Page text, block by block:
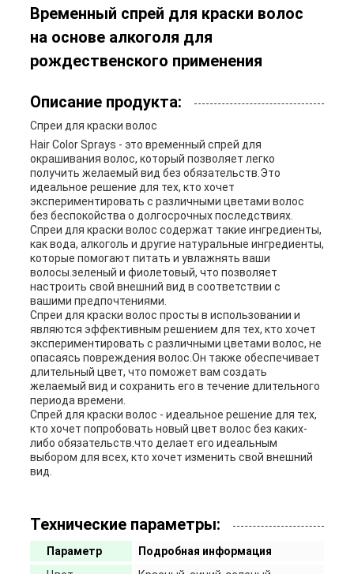
Временный спрей для краски волос
на основе алкоголя для
рождественского применения
Описание продукта:
Спреи для краски волос
Hair Color Sprays - это временный спрей для
окрашивания волос, который позволяет легко
получить желаемый вид без обязательств.Это
идеальное решение для тех, кто хочет
экспериментировать с различными цветами волос
без беспокойства о долгосрочных последствиях.
Спреи для краски волос содержат такие ингредиенты,
как вода, алкоголь и другие натуральные ингредиенты,
которые помогают питать и увлажнять ваши
волосы.зеленый и фиолетовый, что позволяет
настроить свой внешний вид в соответствии с
вашими предпочтениями.
Спреи для краски волос просты в использовании и
являются эффективным решением для тех, кто хочет
экспериментировать с различными цветами волос, не
опасаясь повреждения волос.Он также обеспечивает
длительный цвет, что поможет вам создать
желаемый вид и сохранить его в течение длительного
периода времени.
Спрей для краски волос - идеальное решение для тех,
кто хочет попробовать новый цвет волос без каких-
либо обязательств.что делает его идеальным
выбором для всех, кто хочет изменить свой внешний
вид.
Технические параметры:
Параметр
Подробная информация